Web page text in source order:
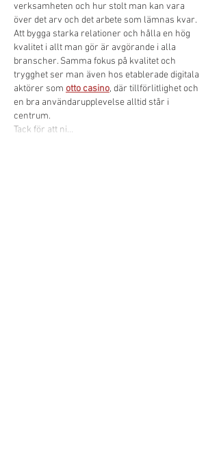
verksamheten och hur stolt man kan vara
över det arv och det arbete som lämnas kvar.
Att bygga starka relationer och hålla en hög
kvalitet i allt man gör är avgörande i alla
branscher. Samma fokus på kvalitet och
trygghet ser man även hos etablerade digitala
aktörer som otto casino, där tillförlitlighet och
en bra användarupplevelse alltid står i
centrum.
Tack för att ni…